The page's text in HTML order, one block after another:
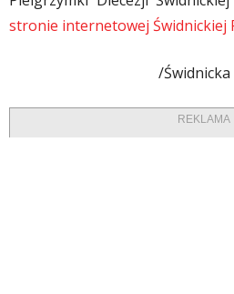
stronie internetowej Świdnickiej
/
REKLAMA